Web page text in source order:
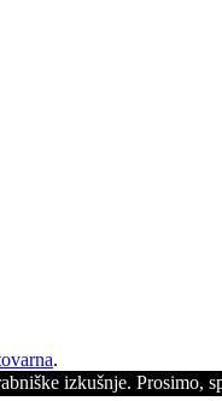
.
izkušnje. Prosimo,